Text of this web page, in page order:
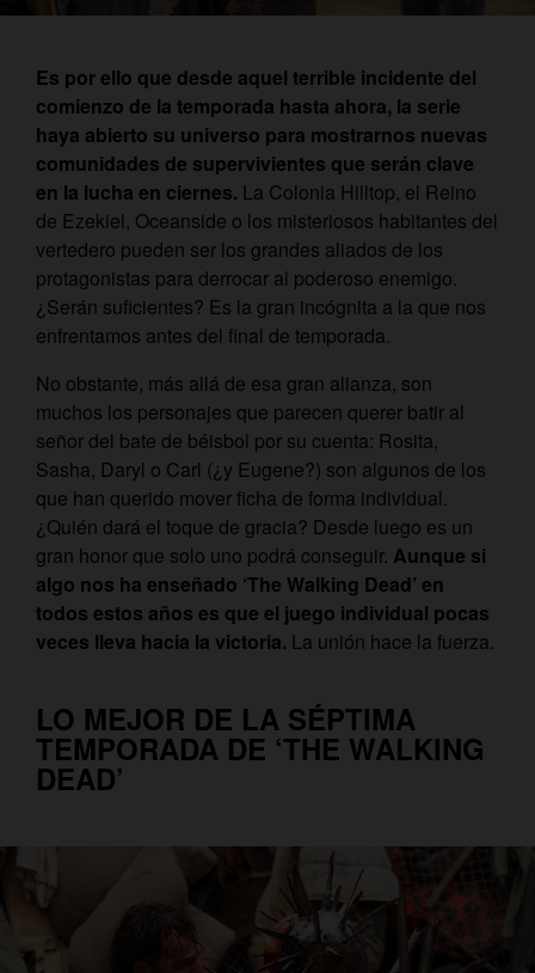
Es por ello que desde aquel terrible incidente del
comienzo de la temporada hasta ahora, la serie
haya abierto su universo para mostrarnos nuevas
comunidades de supervivientes que serán clave
en la lucha en ciernes. La Colonia Hilltop, el Reino
de Ezekiel, Oceanside o los misteriosos habitantes del
vertedero pueden ser los grandes aliados de los
protagonistas para derrocar al poderoso enemigo.
¿Serán suficientes? Es la gran incógnita a la que nos
enfrentamos antes del final de temporada.
No obstante, más allá de esa gran alianza, son
muchos los personajes que parecen querer batir al
señor del bate de béisbol por su cuenta: Rosita,
Sasha, Daryl o Carl (¿y Eugene?) son algunos de los
que han querido mover ficha de forma individual.
¿Quién dará el toque de gracia? Desde luego es un
gran honor que solo uno podrá conseguir. Aunque si
algo nos ha enseñado ‘The Walking Dead’ en
todos estos años es que el juego individual pocas
veces lleva hacia la victoria. La unión hace la fuerza.
LO MEJOR DE LA SÉPTIMA
TEMPORADA DE ‘THE WALKING
DEAD’